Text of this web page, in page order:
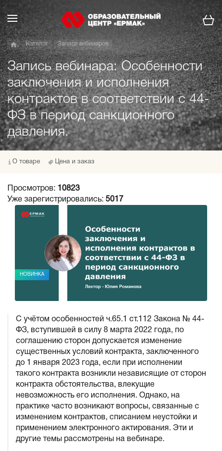
Каталог Записи вебинаров
Запись вебинара: Особенности
заключения и исполнения
контрактов в соответствии с 44-
ФЗ в период санкционного
давления.
О товаре Цена и заказ
Просмотров:
10823
Уже зарегистрировались: 5017
НОВИНКА
С учётом особенностей ч.65.1 ст.112 Закона № 44-
ФЗ, вступившей в силу 8 марта 2022 года, по
соглашению сторон допускается изменение
существенных условий контракта, заключенного
до 1 января 2023 года, если при исполнении
такого контракта возникли независящие от сторон
контракта обстоятельства, влекущие
невозможность его исполнения. Однако, на
практике часто возникают вопросы, связанные с
изменением контрактов, списанием неустойки и
применением электронного актирования. Эти и
другие темы рассмотрены на вебинаре.